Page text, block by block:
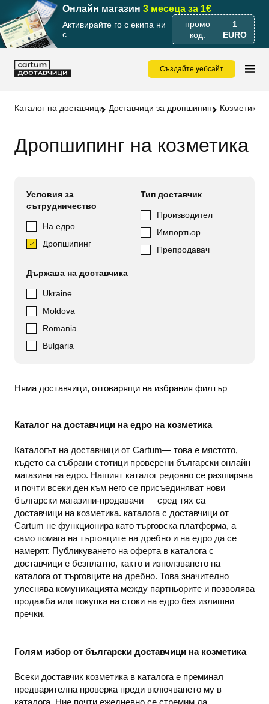
Онлайн магазин 3 месеца за 1€
Активирайте го с екипа ни
с
промо
код:
1
EURO
Създайте уебсайт
Каталог на доставчици Доставчици за дропшипинг Козметика
Дропшипинг на козметика
Условия за
сътрудничество
На едро
Дропшипинг
Тип доставчик
Производител
Импортьор
Препродавач
Държава на доставчика
Ukraine
Moldova
Romania
Bulgaria
Няма доставчици, отговарящи на избрания филтър
Каталог на доставчици на едро на козметика
Каталогът на доставчици от Cartum— това е мястото,
където са събрани стотици проверени български онлайн
магазини на едро. Нашият каталог редовно се разширява
и почти всеки ден към него се присъединяват нови
български магазини-продавачи — сред тях са
доставчици на козметика. каталога с доставчици от
Cartum не функционира като търговска платформа, а
само помага на търговците на дребно и на едро да се
намерят. Публикуването на оферта в каталога с
доставчици е безплатно, както и използването на
каталога от търговците на дребно. Това значително
улеснява комуникацията между партньорите и позволява
продажба или покупка на стоки на едро без излишни
пречки.
Голям избор от български доставчици на козметика
Всеки доставчик козметика в каталога е преминал
предварителна проверка преди включването му в
каталога. Ние почти ежедневно се стремим да